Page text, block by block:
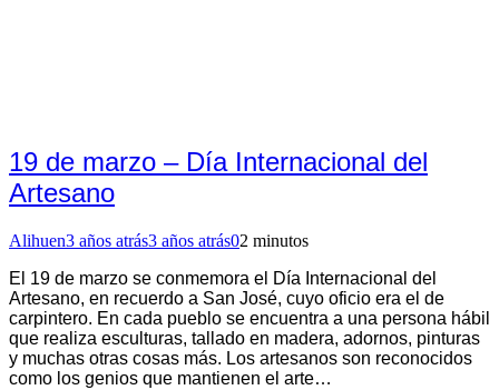
19 de marzo – Día Internacional del
Artesano
Alihuen3 años atrás3 años atrás02 minutos
El 19 de marzo se conmemora el Día Internacional del
Artesano, en recuerdo a San José, cuyo oficio era el de
carpintero. En cada pueblo se encuentra a una persona hábil
que realiza esculturas, tallado en madera, adornos, pinturas
y muchas otras cosas más. Los artesanos son reconocidos
como los genios que mantienen el arte…